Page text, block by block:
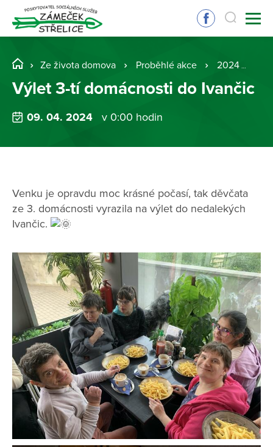
Ze života domova Proběhlé akce 2024
Výlet 3-tí domácnosti do Ivančic
09. 04. 2024 v 0:00 hodin
Venku je opravdu moc krásné počasí, tak děvčata
ze 3. domácnosti vyrazila na výlet do nedalekých
Ivančic.